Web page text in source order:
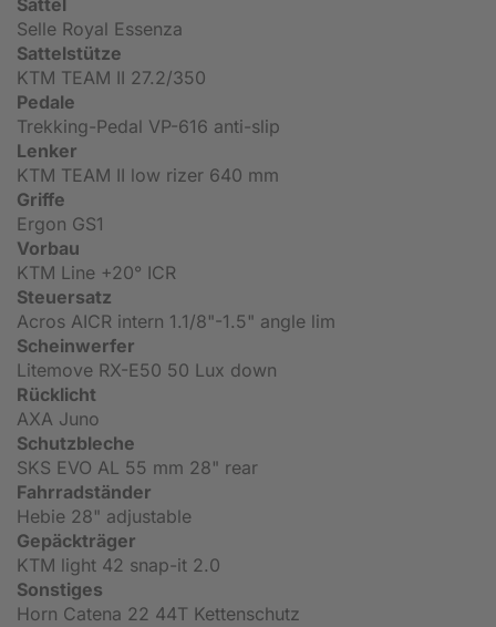
Sattel
Selle Royal Essenza
Sattelstütze
KTM TEAM II 27.2/350
Pedale
Trekking-Pedal VP-616 anti-slip
Lenker
KTM TEAM II low rizer 640 mm
Griffe
Ergon GS1
Vorbau
KTM Line +20° ICR
Steuersatz
Acros AICR intern 1.1/8"-1.5" angle lim
Scheinwerfer
Litemove RX-E50 50 Lux down
Rücklicht
AXA Juno
Schutzbleche
SKS EVO AL 55 mm 28" rear
Fahrradständer
Hebie 28" adjustable
Gepäckträger
KTM light 42 snap-it 2.0
Sonstiges
Horn Catena 22 44T Kettenschutz